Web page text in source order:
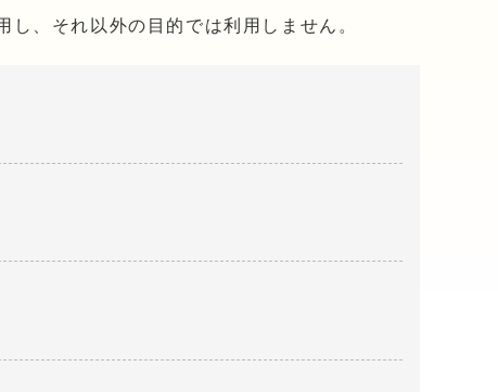
、それ以外の目的では利用しません。